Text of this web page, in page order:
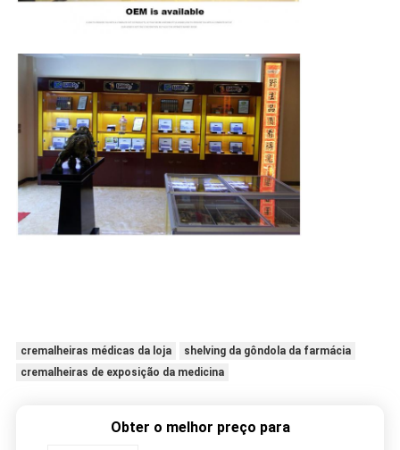
cremalheiras médicas da loja
shelving da gôndola da farmácia
cremalheiras de exposição da medicina
Obter o melhor preço para